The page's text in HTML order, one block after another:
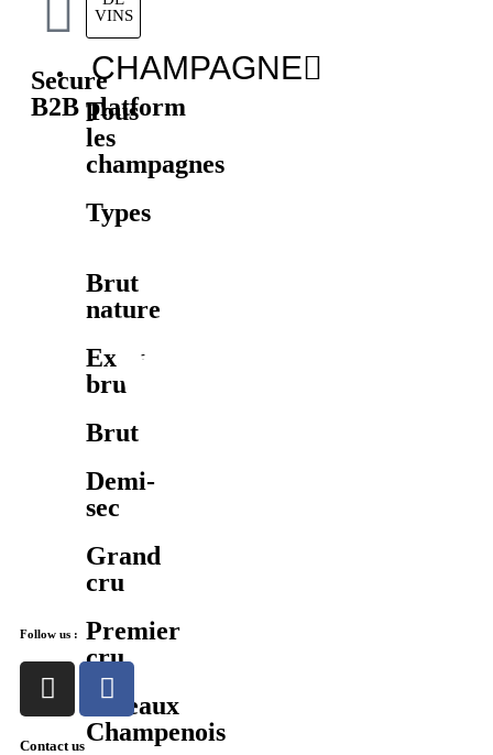
VINS
CHAMPAGNE
Tous
les
champagnes
Types
Brut
nature
Extra
brut
Brut
Demi-
sec
Grand
cru
Premier
cru
Coteaux
Champenois
Secure
B2B platform
Follow us :
Contact us